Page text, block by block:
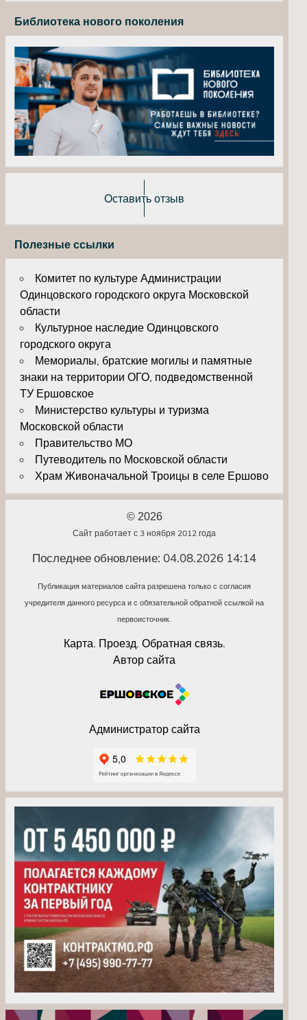
Библиотека нового поколения
Оставить отзыв
Полезные ссылки
Комитет по культуре Администрации
Одинцовского городского округа Московской
области
Культурное наследие Одинцовского
городского округа
Мемориалы, братские могилы и памятные
знаки на территории ОГО, подведомственной
ТУ Ершовское
Министерство культуры и туризма
Московской области
Правительство МО
Путеводитель по Московской области
Храм Живоначальной Троицы в селе Ершово
© 2026
Сайт работает с 3 ноября 2012 года
Последнее обновление: 04.08.2026 14:14
Публикация материалов сайта разрешена только с согласия
учредителя данного ресурса и с обязательной обратной ссылкой на
первоисточник.
Карта. Проезд. Обратная связь.
Автор сайта
Администратор сайта